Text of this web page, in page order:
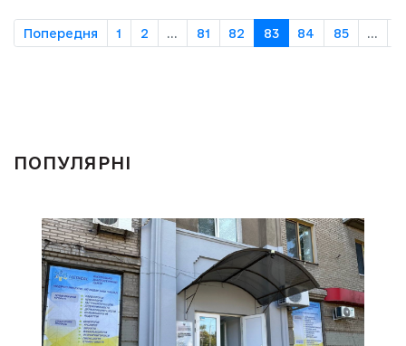
Попередня 1 2 ... 81 82 83 84 85 ...
ПОПУЛЯРНІ